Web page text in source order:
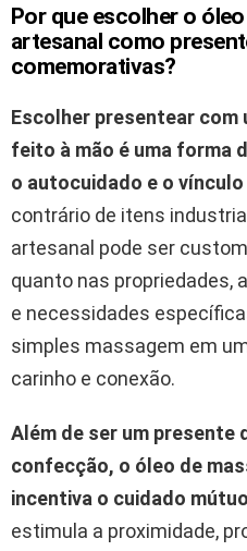
Por que escolher o
artesanal como
comemorativas?
Escolher presentear com
feito à mão é uma forma
o autocuidado e o
contrário de itens
artesanal pode ser
quanto nas propriedades,
e necessidades
simples massagem em
carinho e conexão.
Além de ser um presente
confecção, o óleo de
incentiva o cuidado
estimula a proximidade,